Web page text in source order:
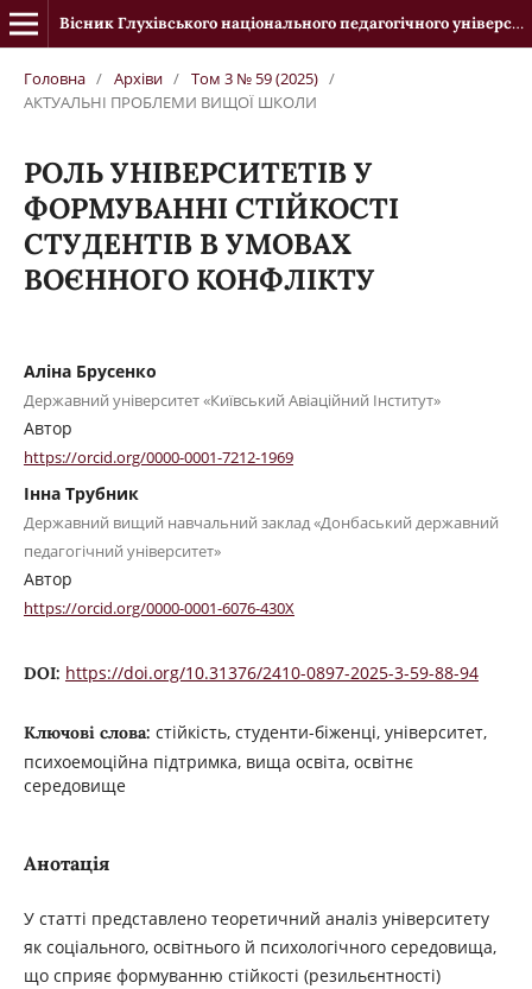
Вісник Глухівського національного педагогічного університету імені Олександра Довженка
Головна / Архіви / Том 3 № 59 (2025) /
АКТУАЛЬНІ ПРОБЛЕМИ ВИЩОЇ ШКОЛИ
РОЛЬ УНІВЕРСИТЕТІВ У
ФОРМУВАННІ СТІЙКОСТІ
СТУДЕНТІВ В УМОВАХ
ВОЄННОГО КОНФЛІКТУ
Аліна Брусенко
Державний університет «Київський Авіаційний Інститут»
Автор
https://orcid.org/0000-0001-7212-1969
Інна Трубник
Державний вищий навчальний заклад «Донбаський державний
педагогічний університет»
Автор
https://orcid.org/0000-0001-6076-430X
DOI: https://doi.org/10.31376/2410-0897-2025-3-59-88-94
Ключові слова: стійкість, студенти-біженці, університет,
психоемоційна підтримка, вища освіта, освітнє
середовище
Анотація
У статті представлено теоретичний аналіз університету
як соціального, освітнього й психологічного середовища,
що сприяє формуванню стійкості (резильєнтності)